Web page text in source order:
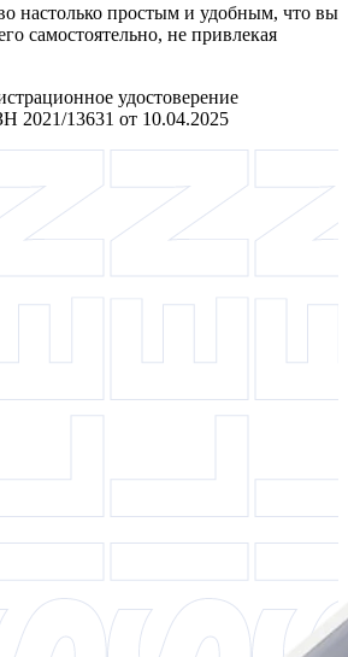
настолько простым и удобным, что вы
самостоятельно, не привлекая
удостоверение
2021/13631 от 10.04.2025